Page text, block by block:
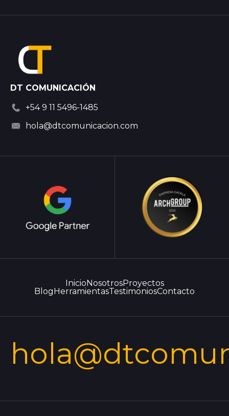
DT COMUNICACIÓN
+54 9 11 5496-1485
hola@dtcomunicacion.com
InicioNosotrosProyectos
BlogHerramientasTestimoniosContacto